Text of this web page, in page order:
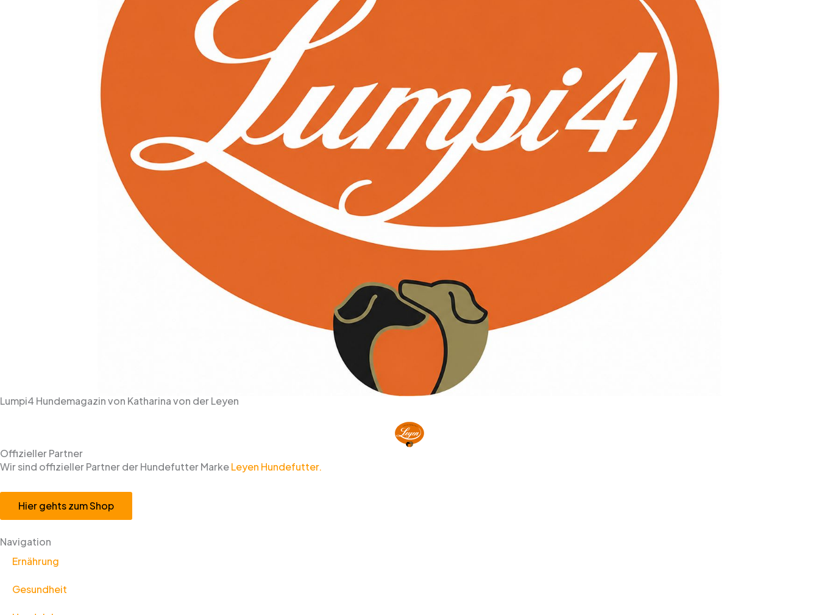
Lumpi4 Hundemagazin von Katharina von der Leyen
Offizieller Partner
Wir sind offizieller Partner der Hundefutter MarkeLeyen Hundefutter.
Hier gehts zum Shop
Navigation
Ernährung
Gesundheit